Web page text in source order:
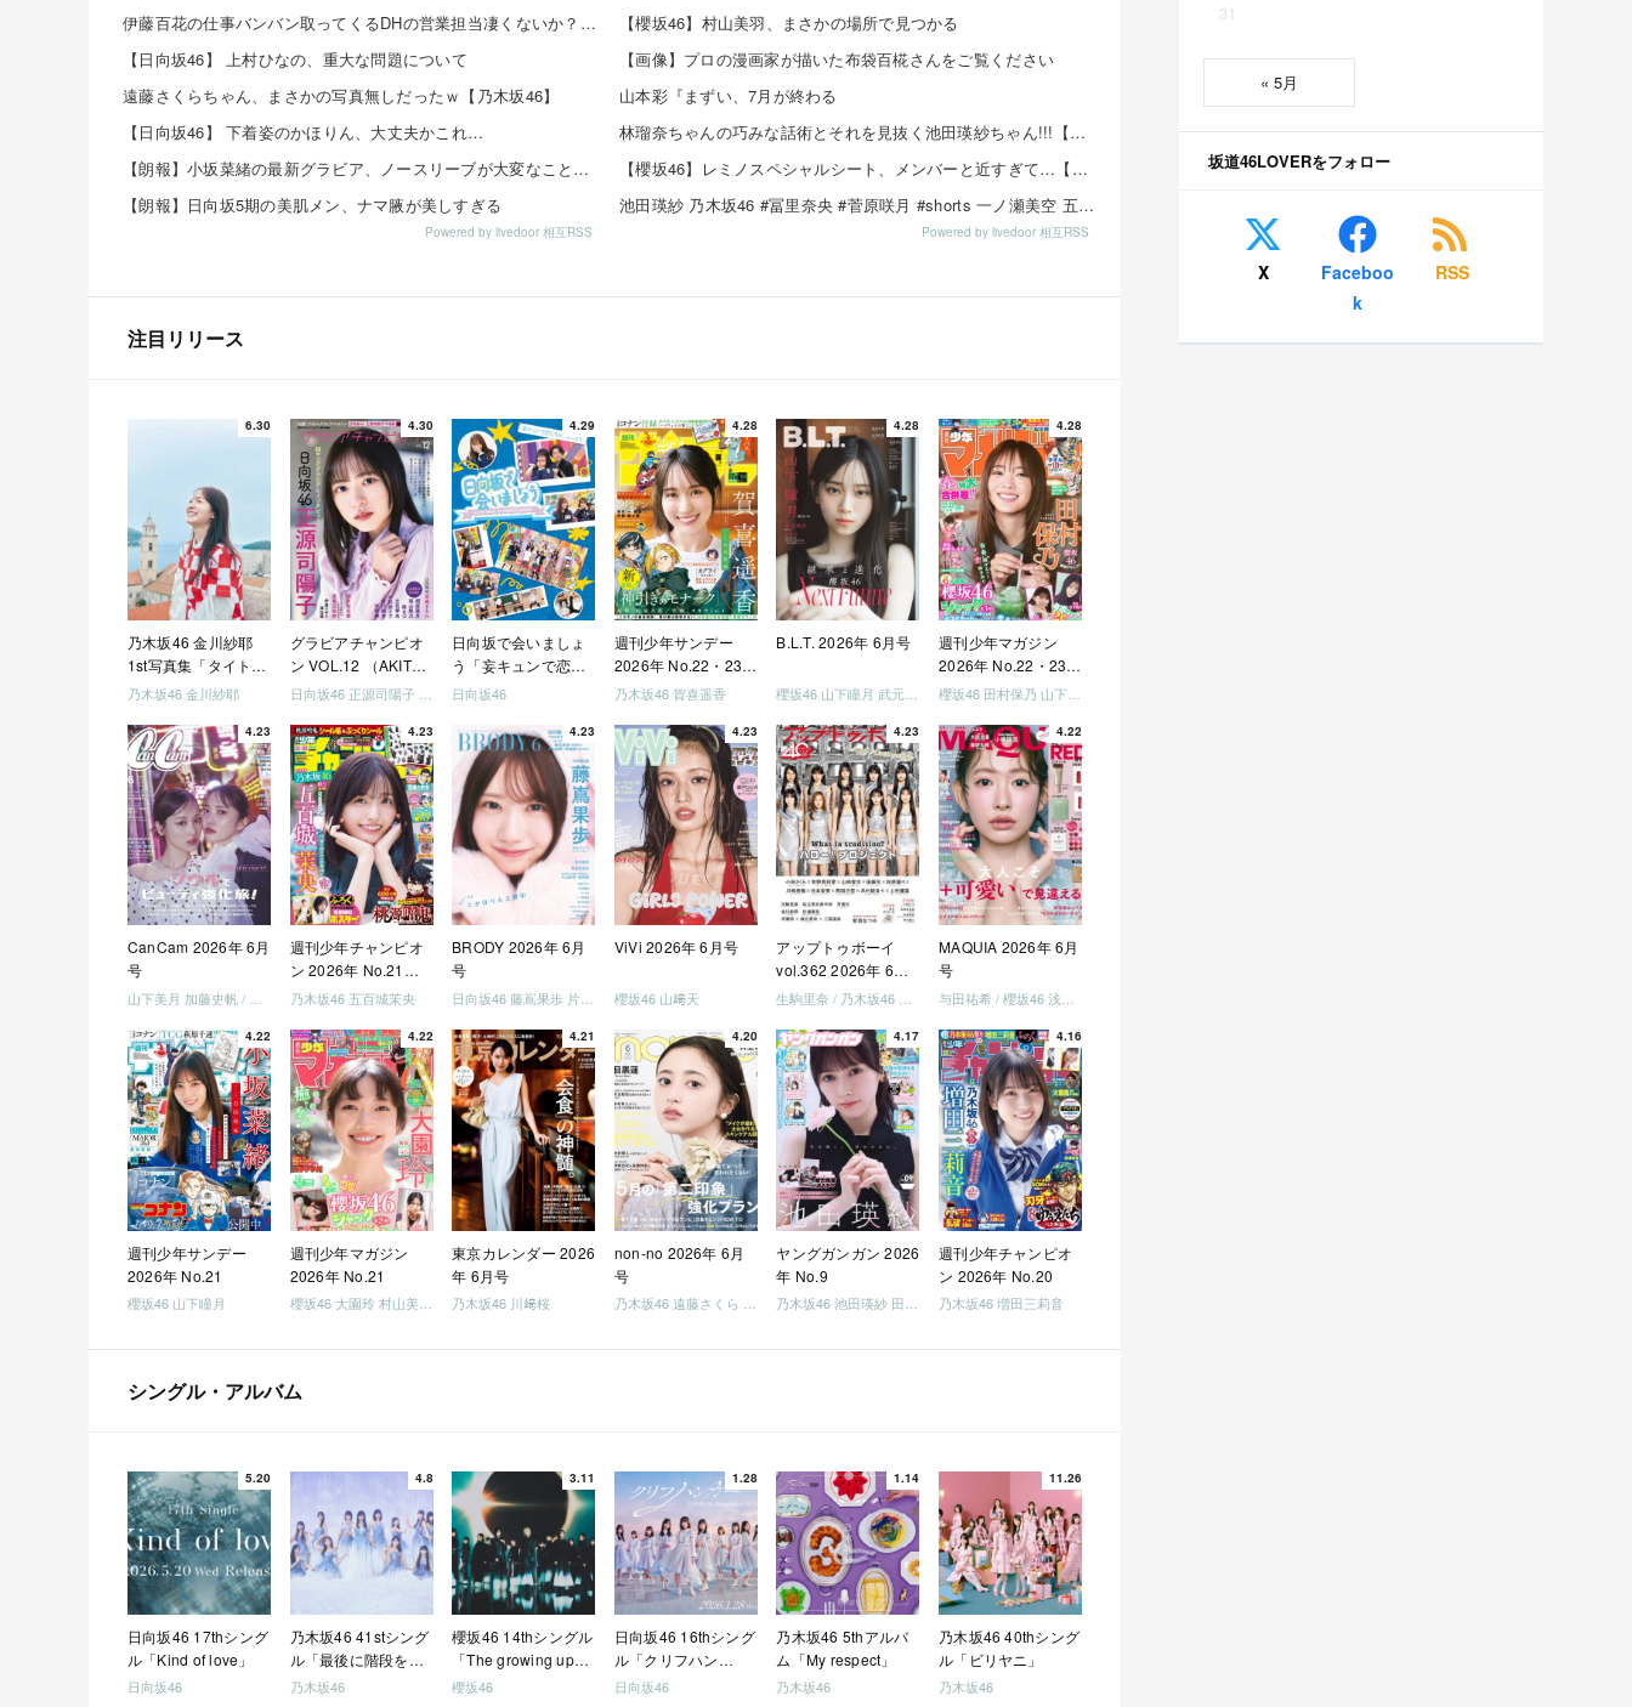
伊藤百花の仕事バンバン取ってくるDHの営業担当凄くないか？今年のボーナス凄いことになりそう！！【AKB48いともも】
【日向坂46】 上村ひなの、重大な問題について
遠藤さくらちゃん、まさかの写真無しだったｗ【乃木坂46】
【日向坂46】 下着姿のかほりん、大丈夫かこれ…
【朗報】小坂菜緒の最新グラビア、ノースリーブが大変なことになってるって...
【朗報】日向坂5期の美肌メン、ナマ腋が美しすぎる
Powered by livedoor 相互RSS
【櫻坂46】村山美羽、まさかの場所で見つかる
【画像】プロの漫画家が描いた布袋百椛さんをご覧ください
山本彩『まずい、7月が終わる
林瑠奈ちゃんの巧みな話術とそれを見抜く池田瑛紗ちゃん!!!【乃木坂46】
【櫻坂46】レミノスペシャルシート、メンバーと近すぎて…【全国ツアー2026】
池田瑛紗 乃木坂46 #冨里奈央 #菅原咲月 #shorts 一ノ瀬美空 五百城茉央 瀬戸口心月 奥の反応まとめ
Powered by livedoor 相互RSS
注目リリース
6.30
乃木坂46 金川紗耶
1st写真集「タイトル
未定」
乃木坂46 金川紗耶
4.30
グラビアチャンピオ
ン VOL.12 （AKITA
DXシリーズ）
4.29
日向坂で会いましょ
う「妄キュンで恋し
ちゃいましょう」
めましょう」「ご褒
美でロケしましょ
う」「フレンドリー
になりましょう」
「笑って卒業を祝い
ましょう」 [Blu-ray]
日向坂46
4.28
週刊少年サンデー
2026年 No.22・23
合併号
乃木坂46 賀喜遥香
4.28
B.L.T. 2026年 6月号
4.28
週刊少年マガジン
2026年 No.22・23
合併号
4.23
CanCam 2026年 6月
号
4.23
週刊少年チャンピオ
ン 2026年 No.21・
22 合併号
乃木坂46 五百城茉央
4.23
BRODY 2026年 6月
号
4.23
ViVi 2026年 6月号
櫻坂46 山﨑天
4.23
アップトゥボーイ
vol.362 2026年 6月
号
4.22
MAQUIA 2026年 6月
号
4.22
週刊少年サンデー
2026年 No.21
櫻坂46 山下瞳月
4.22
週刊少年マガジン
2026年 No.21
4.21
東京カレンダー 2026
年 6月号
乃木坂46 川﨑桜
4.20
non-no 2026年 6月
号
4.17
ヤングガンガン 2026
年 No.9
4.16
週刊少年チャンピオ
ン 2026年 No.20
乃木坂46 増田三莉音
シングル・アルバム
5.20
日向坂46 17thシング
ル「Kind of love」
日向坂46
4.8
乃木坂46 41stシング
ル「最後に階段を駆
け上がったのはいつ
乃木坂46
3.11
櫻坂46 14thシングル
「The growing up
train」
櫻坂46
1.28
日向坂46 16thシング
ル「クリフハン
ガー」
日向坂46
1.14
乃木坂46 5thアルバ
ム「My respect」
乃木坂46
11.26
乃木坂46 40thシング
ル「ビリヤニ」
乃木坂46
31
« 5月
坂道46LOVERをフォロー
X
Faceboo
k
RSS